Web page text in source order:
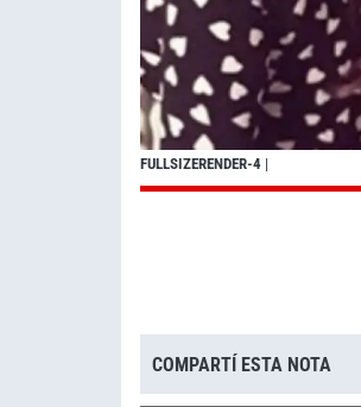
FULLSIZERENDER-4 |
COMPARTÍ ESTA NOTA